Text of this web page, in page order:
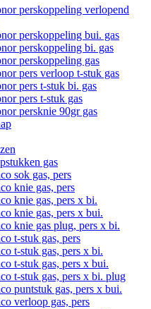
perskoppeling verlopend
perskoppeling bui. gas
perskoppeling bi. gas
perskoppeling gas
pers verloop t-stuk gas
pers t-stuk bi. gas
pers t-stuk gas
persknie 90gr gas
gas
sok gas, pers
knie gas, pers
knie gas, pers x bi.
knie gas, pers x bui.
knie gas plug, pers x bi.
t-stuk gas, pers
t-stuk gas, pers x bi.
t-stuk gas, pers x bui.
t-stuk gas, pers x bi. plug
puntstuk gas, pers x bui.
verloop gas, pers